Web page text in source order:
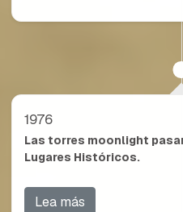
1976
Las torres moonlight
Lugares Históricos.
Lea más